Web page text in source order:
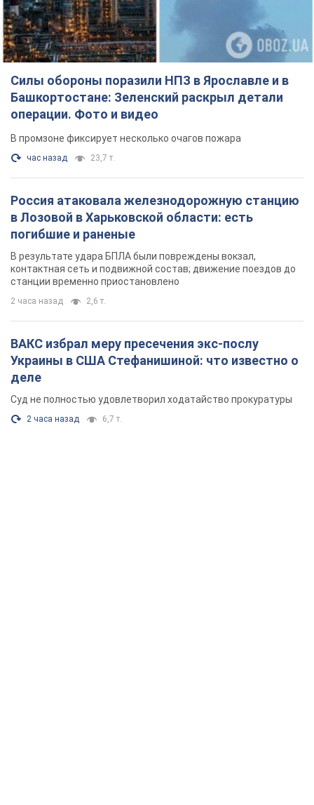
Силы обороны поразили НПЗ в Ярославле и в
Башкортостане: Зеленский раскрыл детали
операции. Фото и видео
В промзоне фиксирует несколько очагов пожара
час назад 23,7 т.
Россия атаковала железнодорожную станцию
в Лозовой в Харьковской области: есть
погибшие и раненые
В результате удара БПЛА были повреждены вокзал,
контактная сеть и подвижной состав; движение поездов до
станции временно приостановлено
2 часа назад 2,6 т.
ВАКС избрал меру пресечения экс-послу
Украины в США Стефанишиной: что известно о
деле
Суд не полностью удовлетворил ходатайство прокуратуры
2 часа назад 6,7 т.